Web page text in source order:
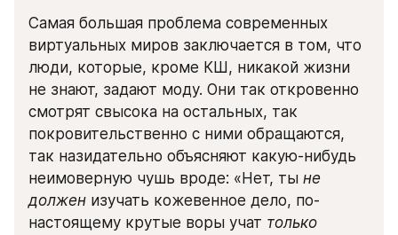
Самая большая проблема современных
виртуальных миров заключается в том, что
люди, которые, кроме КШ, никакой жизни
не знают, задают моду. Они так откровенно
смотрят свысока на остальных, так
покровительственно с ними обращаются,
так назидательно объясняют какую-нибудь
неимоверную чушь вроде: «Нет, ты не
должен изучать кожевенное дело, по-
настоящему крутые воры учат